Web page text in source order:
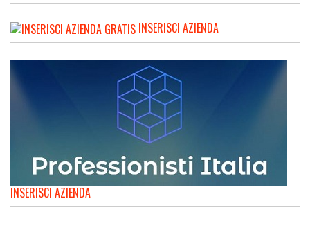
INSERISCI AZIENDA
INSERISCI AZIENDA